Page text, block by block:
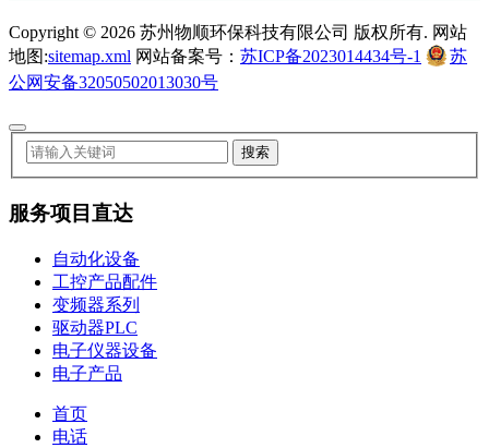
Copyright © 2026 苏州物顺环保科技有限公司 版权所有. 网站
地图:sitemap.xml 网站备案号： 苏ICP备2023014434号-1
苏
公网安备32050502013030号
服务项目直达
自动化设备
工控产品配件
变频器系列
驱动器PLC
电子仪器设备
电子产品
首页
电话